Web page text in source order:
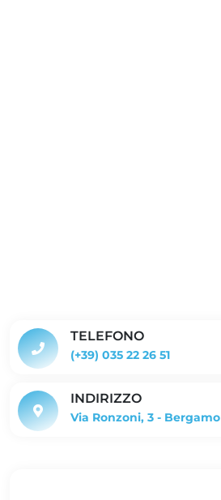
TELEFONO
(+39) 035 22 26 51
INDIRIZZO
Via Ronzoni, 3 - Bergamo